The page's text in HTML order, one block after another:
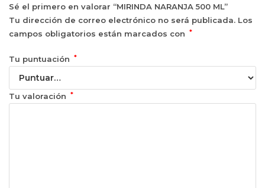
Sé el primero en valorar “MIRINDA NARANJA 500 ML”
Tu dirección de correo electrónico no será publicada. Los
campos obligatorios están marcados con
*
Tu puntuación *
Tu valoración *